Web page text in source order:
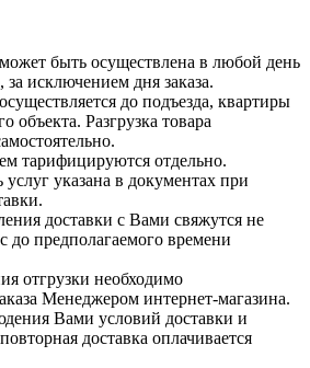
быть осуществлена в любой день
исключением дня заказа.
до подъезда, квартиры
объекта. Разгрузка товара
тарифицируются отдельно.
указана в документах при
доставки с Вами свяжутся не
до предполагаемого времени
отгрузки необходимо
Менеджером интернет-магазина.
Вами условий доставки и
доставка оплачивается